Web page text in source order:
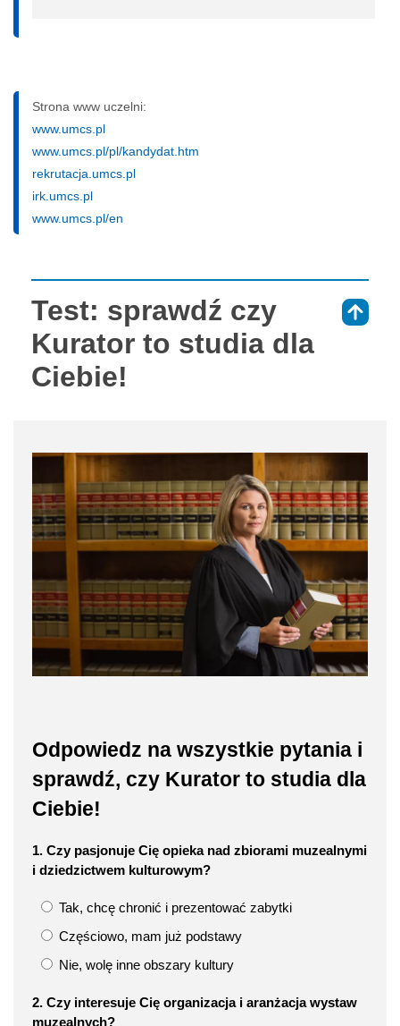
Strona www uczelni:
www.umcs.pl
www.umcs.pl/pl/kandydat.htm
rekrutacja.umcs.pl
irk.umcs.pl
www.umcs.pl/en
Test: sprawdź czy
Kurator to studia dla
Ciebie!
Odpowiedz na wszystkie pytania i
sprawdź, czy Kurator to studia dla
Ciebie!
1. Czy pasjonuje Cię opieka nad zbiorami muzealnymi
i dziedzictwem kulturowym?
Tak, chcę chronić i prezentować zabytki
Częściowo, mam już podstawy
Nie, wolę inne obszary kultury
2. Czy interesuje Cię organizacja i aranżacja wystaw
muzealnych?